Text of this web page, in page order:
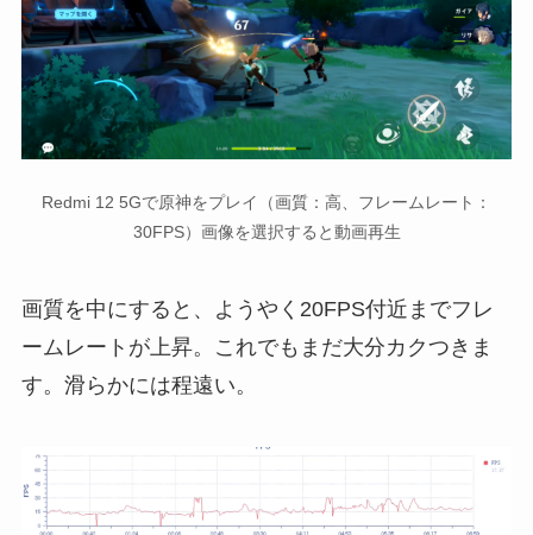
Redmi 12 5Gで原神をプレイ（画質：高、フレームレート：
30FPS）画像を選択すると動画再生
画質を中にすると、ようやく20FPS付近までフレ
ームレートが上昇。これでもまだ大分カクつきま
す。滑らかには程遠い。